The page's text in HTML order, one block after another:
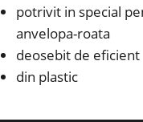
potrivit in special
anvelopa-roata
deosebit de eficient
din plastic